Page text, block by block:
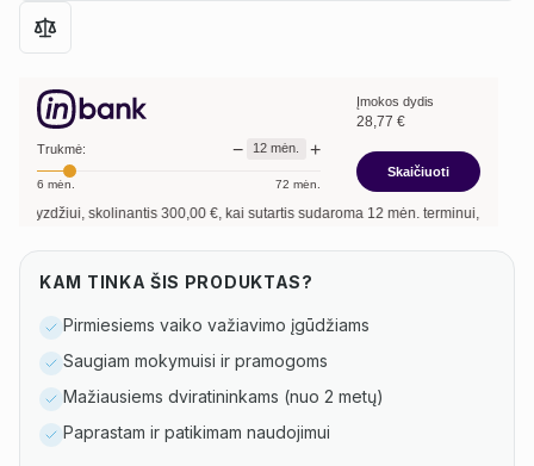
Trukmė: − 12 mėn. +
6 mėn. 72 mėn.
Įmokos dydis
28,77 €
Skaičiuoti
skolinantis300,00€, kai sutartis sudaroma12mėn. terminui, metinė
KAM TINKA ŠIS PRODUKTAS?
Pirmiesiems vaiko važiavimo įgūdžiams
Saugiam mokymuisi ir pramogoms
Mažiausiems dviratininkams (nuo 2 metų)
Paprastam ir patikimam naudojimui